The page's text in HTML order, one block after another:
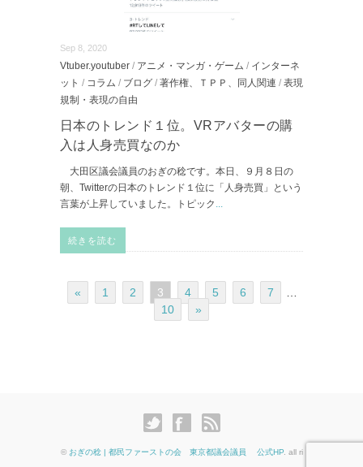
Sep 8, 2020
Vtuber.youtuber / アニメ・マンガ・ゲーム / インターネ
ット / コラム / ブログ / 著作権、ＴＰＰ、同人関連 / 表現
規制・表現の自由
日本のトレンド１位。VRアバターの購
入は人身売買なのか
大田区議会議員のおぎの稔です。本日、９月８日の
朝、Twitterの日本のトレンド１位に「人身売買」という
言葉が上昇していました。トピック
続きを読む
« 1 2 3 4 5 6 7
10
»
© おぎの稔 | 都民ファーストの会 東京都議会議員 公式HP. all ri